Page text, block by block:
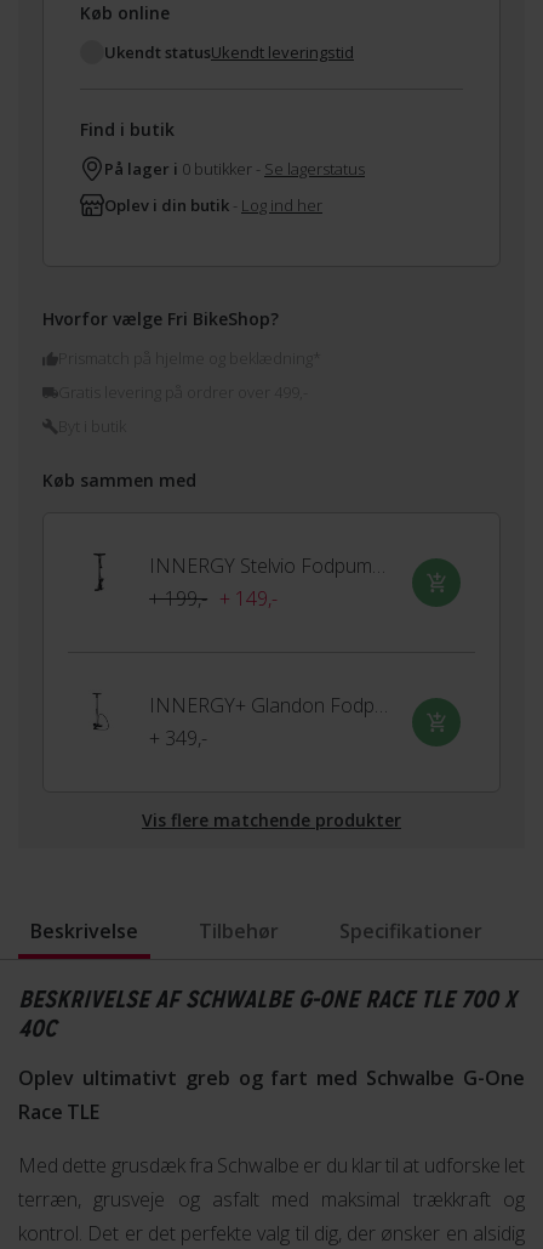
Køb online
Ukendt statusUkendt leveringstid
Find i butik
På lager i 0 butikker - Se lagerstatus
Oplev i din butik - Log ind her
Hvorfor vælge Fri BikeShop?
Prismatch på hjelme og beklædning*
Køb sammen med
INNERGY Stelvio Fodpumpe
+ 199,- + 149,-
INNERGY+ Glandon Fodpumpe
+ 349,-
Vis flere matchende produkter
Beskrivelse Tilbehør Specifikationer
BESKRIVELSE AF SCHWALBE G-ONE RACE TLE 700 X
40C
Oplev ultimativt greb og fart med Schwalbe G-One
Race TLE
Med dette grusdæk fra Schwalbe er du klar til at udforske let
terræn, grusveje og asfalt med maksimal trækkraft og
kontrol. Det er det perfekte valg til dig, der ønsker en alsidig